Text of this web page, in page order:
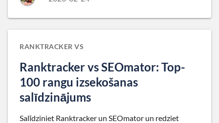
RANKTRACKER VS
Ranktracker vs SEOmator: Top-
100 rangu izsekošanas
salīdzinājums
Salīdziniet Ranktracker un SEOmator un redziet